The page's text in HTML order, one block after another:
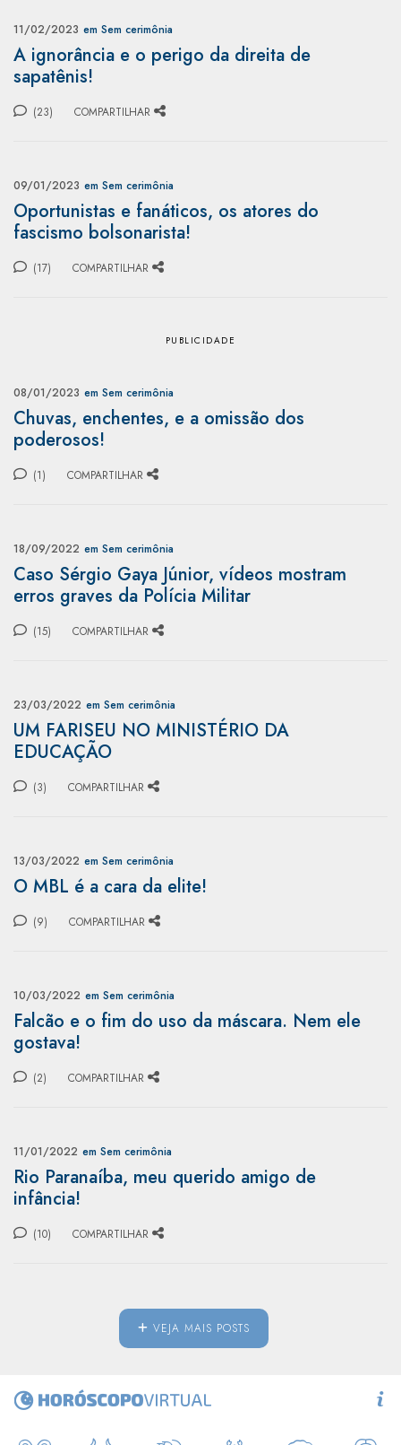
11/02/2023 em Sem cerimônia
A ignorância e o perigo da direita de
sapatênis!
(23) COMPARTILHAR
09/01/2023 em Sem cerimônia
Oportunistas e fanáticos, os atores do
fascismo bolsonarista!
(17) COMPARTILHAR
08/01/2023 em Sem cerimônia
Chuvas, enchentes, e a omissão dos
poderosos!
(1) COMPARTILHAR
18/09/2022 em Sem cerimônia
Caso Sérgio Gaya Júnior, vídeos mostram
erros graves da Polícia Militar
(15) COMPARTILHAR
23/03/2022 em Sem cerimônia
UM FARISEU NO MINISTÉRIO DA
EDUCAÇÃO
(3) COMPARTILHAR
13/03/2022 em Sem cerimônia
O MBL é a cara da elite!
(9) COMPARTILHAR
10/03/2022 em Sem cerimônia
Falcão e o fim do uso da máscara. Nem ele
gostava!
(2) COMPARTILHAR
11/01/2022 em Sem cerimônia
Rio Paranaíba, meu querido amigo de
infância!
(10) COMPARTILHAR
VEJA MAIS POSTS